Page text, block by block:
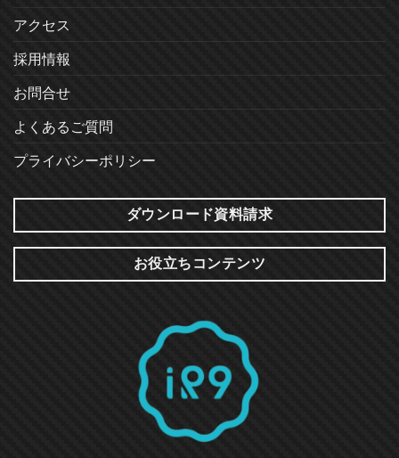
アクセス
採用情報
お問合せ
よくあるご質問
プライバシーポリシー
ダウンロード資料請求
お役立ちコンテンツ